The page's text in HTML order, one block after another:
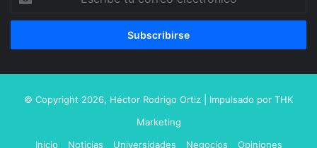
tu
correo
© Copyright 2026, Héctor Rodrigo Ortiz | Impulsado por THK
Marketing
Inicio
Noticias Universidades Negocios Opiniones